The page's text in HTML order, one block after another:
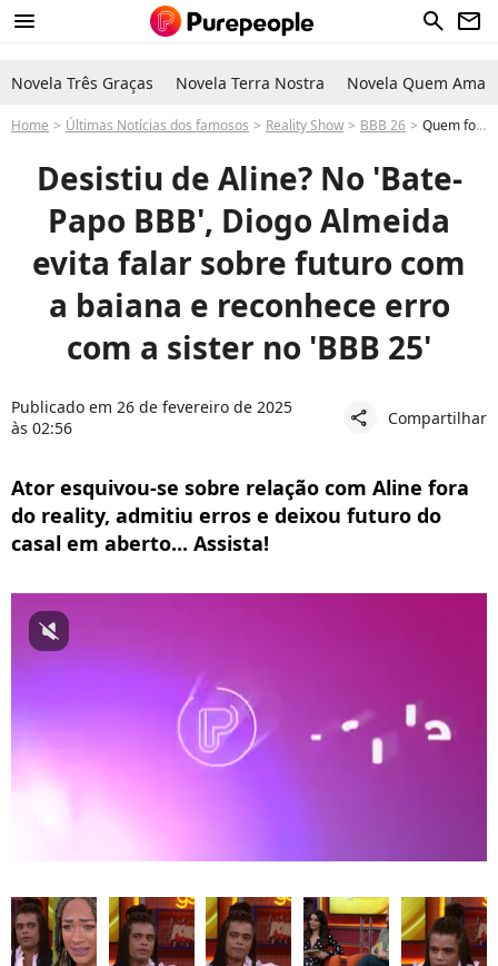
menu search newsletter
Novela Três Graças Novela Terra Nostra Novela Quem Ama
Home Últimas Notícias dos famosos Reality Show BBB 26 Quem foi eliminado do BBB 25? Diogo saiu e participou do Bate-Papo BBB com Gil e Ceci; ator negou futuro com Aline fora do jogo
Desistiu de Aline? No 'Bate-
Papo BBB', Diogo Almeida
evita falar sobre futuro com
a baiana e reconhece erro
com a sister no 'BBB 25'
Publicado em 26 de fevereiro de 2025
às 02:56
share Compartilhar
Ator esquivou-se sobre relação com Aline fora
do reality, admitiu erros e deixou futuro do
casal em aberto... Assista!